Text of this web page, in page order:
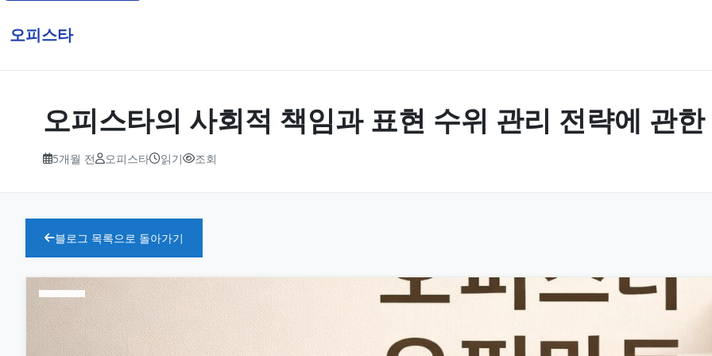
오피스타
오피스타의 사회적 책임과 표현 수위 관리 전략에 관
5개월 전 오피스타 읽기 조회
블로그 목록으로 돌아가기